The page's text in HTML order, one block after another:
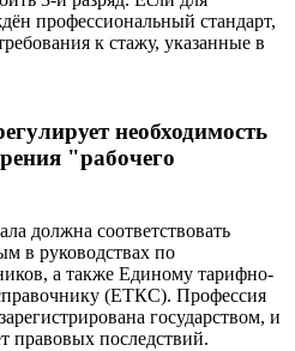
профессиональный стандарт,
к стажу, указанные в
необходимость
"рабочего
должна соответствовать
в руководствах по
а также Единому тарифно-
(ЕТКС). Профессия
государством, и
правовых последствий.